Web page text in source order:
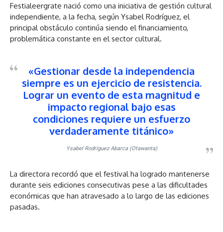
Festialeergrate nació como una iniciativa de gestión cultural
independiente, a la fecha, según Ysabel Rodríguez, el
principal obstáculo continúa siendo el financiamiento,
problemática constante en el sector cultural.
«Gestionar desde la independencia
siempre es un ejercicio de resistencia.
Lograr un evento de esta magnitud e
impacto regional bajo esas
condiciones requiere un esfuerzo
verdaderamente titánico»
Ysabel Rodríguez Abarca (Otawanta)
La directora recordó que el festival ha logrado mantenerse
durante seis ediciones consecutivas pese a las dificultades
económicas que han atravesado a lo largo de las ediciones
pasadas.